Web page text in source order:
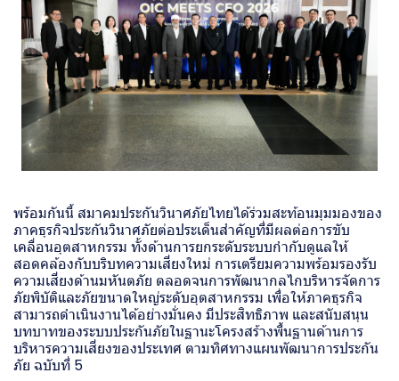
พร้อมกันนี้ สมาคมประกันวินาศภัยไทยได้ร่วมสะท้อนมุมมองของ
ภาคธุรกิจประกันวินาศภัยต่อประเด็นสำคัญที่มีผลต่อการขับ
เคลื่อนอุตสาหกรรม ทั้งด้านการยกระดับระบบกำกับดูแลให้
สอดคล้องกับบริบทความเสี่ยงใหม่ การเตรียมความพร้อมรองรับ
ความเสี่ยงด้านมหันตภัย ตลอดจนการพัฒนากลไกบริหารจัดการ
ภัยพิบัติและภัยขนาดใหญ่ระดับอุตสาหกรรม เพื่อให้ภาคธุรกิจ
สามารถดำเนินงานได้อย่างมั่นคง มีประสิทธิภาพ และสนับสนุน
บทบาทของระบบประกันภัยในฐานะโครงสร้างพื้นฐานด้านการ
บริหารความเสี่ยงของประเทศ ตามทิศทางแผนพัฒนาการประกัน
ภัย ฉบับที่ 5